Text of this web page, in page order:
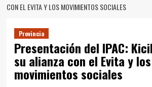
CON EL EVITA Y LOS MOVIMIENTOS SOCIALES
Provincia
Presentación del IPAC:
su alianza con el Evita y los
movimientos sociales